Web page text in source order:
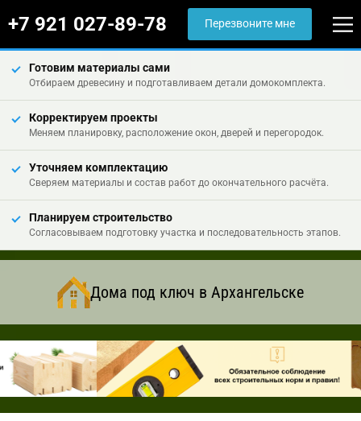
+7 921 027-89-78 Перезвоните мне
Готовим материалы сами
Отбираем древесину и подготавливаем детали домокомплекта.
Корректируем проекты
Меняем планировку, расположение окон, дверей и перегородок.
Уточняем комплектацию
Сверяем материалы и состав работ до окончательного расчёта.
Планируем строительство
Согласовываем подготовку участка и последовательность этапов.
Дома под ключ в Архангельске